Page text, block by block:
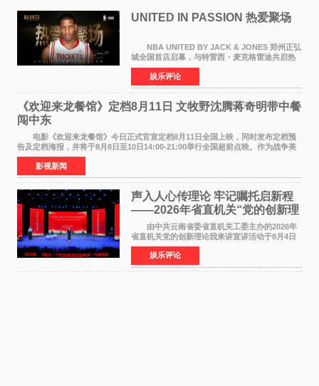
UNITED IN PASSION 热爱聚场
NBA UNITED BY JACK & JONES 郑州正弘
城全国首店启幕，与特雷西・麦克格雷迪共启热
爱 2026 年7 月21 日，
NBAUNITEDBYJACK&JONES 全国首店，于郑
州正弘城正式启幕。NBA 传奇球星
娱乐评论
《欢迎来龙餐馆》定档8月11日 文牧野沈腾蒋奇明带中餐
闯中东
电影《欢迎来龙餐馆》今日正式官宣定档8月11日全国上映，同时发布定档预
告及定档海报，并将于8月8日至10日14:00-21:00举行全国超前点映。作为战争美
食大片，影片讲述的是中国厨师徐福（沈腾
影视新闻
声入人心传理论 牢记嘱托启新程
——2026年省直机关“党的创新理
论我来讲”宣讲活动圆满落幕
由中共云南省委省直机关工委主办的2026年
省直机关党的创新理论我来讲宣讲活动于8月4日
至5日在昆明举办。活动以 "牢记嘱托 感恩奋进
开创云南发展新局面 "为主题，坚持以新时代中国
特色社会主义
娱乐评论